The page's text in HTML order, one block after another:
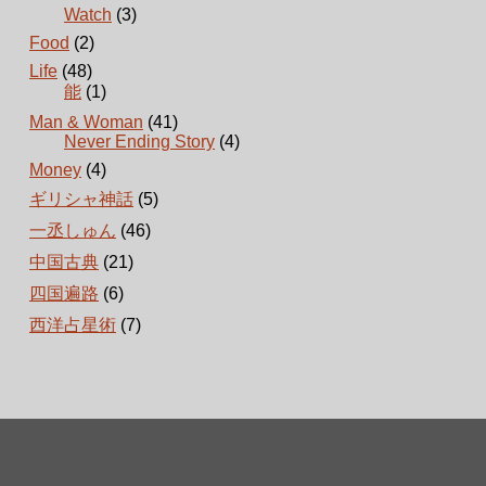
Watch (3)
Food (2)
Life (48)
能 (1)
Man & Woman (41)
Never Ending Story (4)
Money (4)
ギリシャ神話 (5)
一丞しゅん (46)
中国古典 (21)
四国遍路 (6)
西洋占星術 (7)